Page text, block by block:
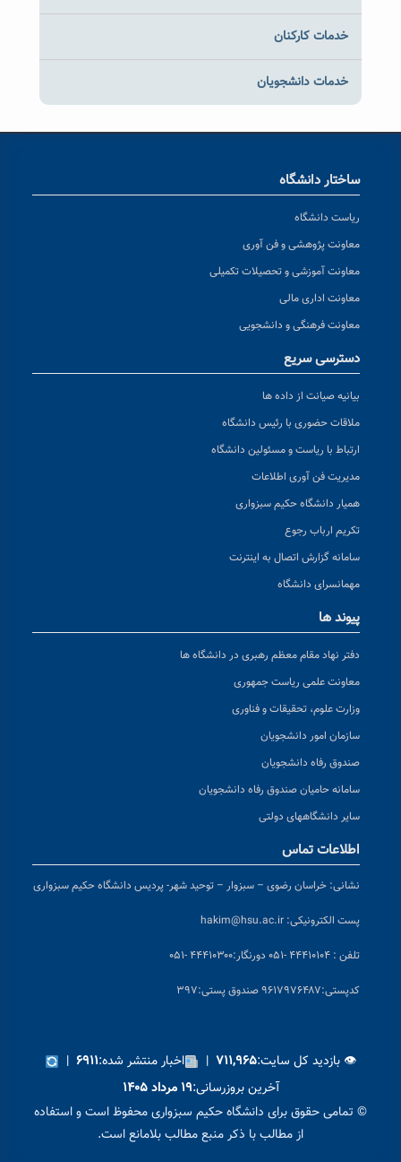
خدمات کارکنان
خدمات دانشجویان
ساختار دانشگاه
ریاست دانشگاه
معاونت پژوهشی و فن آوری
معاونت آموزشی و تحصیلات تکمیلی
معاونت اداری مالی
معاونت فرهنگی و دانشجویی
دسترسی سریع
بیانیه صیانت از داده ها
ملاقات حضوری با رئیس دانشگاه
ارتباط با ریاست و مسئولین دانشگاه
مدیریت فن آوری اطلاعات
همیار دانشگاه حکیم سبزواری
تکریم ارباب رجوع
سامانه گزارش اتصال به اینترنت
مهمانسرای دانشگاه
پیوند ها
دفتر نهاد مقام معظم رهبری در دانشگاه ها
معاونت علمی ریاست جمهوری
وزارت علوم، تحقیقات و فناوری
سازمان امور دانشجویان
صندوق رفاه دانشجویان
سامانه حامیان صندوق رفاه دانشجویان
سایر دانشگاههای دولتی
اطلاعات تماس
نشانی: خراسان رضوی – سبزوار – توحید شهر- پردیس دانشگاه حکیم سبزواری
پست الکترونیکی: hakim@hsu.ac.ir
تلفن : ۴۴۴۱۰۱۰۴ -۰۵۱ دورنگار:۴۴۴۱۰۳۰۰ -۰۵۱
کدپستی:۹۶۱۷۹۷۶۴۸۷ صندوق پستی:۳۹۷
👁 بازدید کل سایت:۷۱۱,۹۶۵ | اخبار منتشر شده:۶۹۱۱ |
آخرین بروزرسانی:۱۹ مرداد ۱۴۰۵
© تمامی حقوق برای دانشگاه حکیم سبزواری محفوظ است و استفاده
از مطالب با ذکر منبع مطالب بلامانع است.